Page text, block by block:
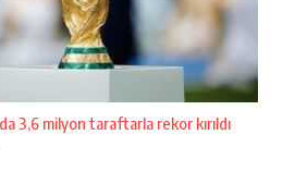
3,6 milyon taraftarla rekor kırıldı